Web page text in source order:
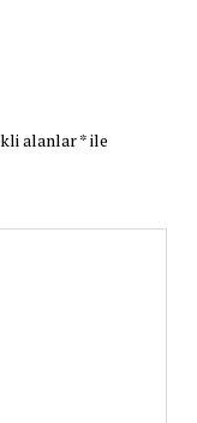
alanlar*ile